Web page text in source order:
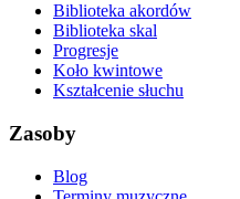
Biblioteka akordów
Biblioteka skal
Progresje
Koło kwintowe
Kształcenie słuchu
Zasoby
Blog